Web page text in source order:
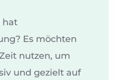
hat
Es möchten
nutzen, um
und gezielt auf